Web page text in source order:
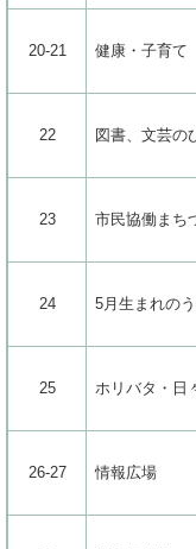
20-21 健康・子育て
22 図書、文芸の
23 市民協働まち
24 5月生まれの
25 ホリバタ・日
26-27 情報広場